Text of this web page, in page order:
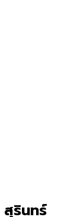
สุรินทร์